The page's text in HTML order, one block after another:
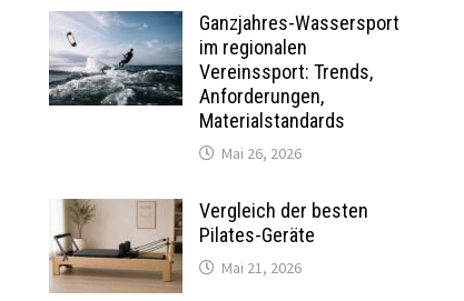
Ganzjahres-Wassersport
im regionalen
Vereinssport: Trends,
Anforderungen,
Materialstandards
Mai 26, 2026
Vergleich der besten
Pilates-Geräte
Mai 21, 2026